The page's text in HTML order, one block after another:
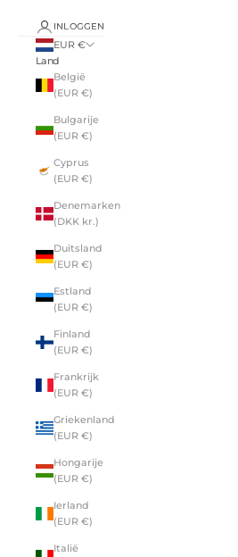
INLOGGEN
EUR €
Land
België
(EUR €)
Bulgarije
(EUR €)
Cyprus
(EUR €)
Denemarken
(DKK kr.)
Duitsland
(EUR €)
Estland
(EUR €)
Finland
(EUR €)
Frankrijk
(EUR €)
Griekenland
(EUR €)
Hongarije
(EUR €)
Ierland
(EUR €)
Italië